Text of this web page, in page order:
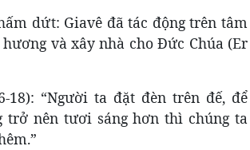
dứt: Giavê đã tác động trên tâm
và xây nhà cho Đức Chúa (Er
18): “Người ta đặt đèn trên đế, để
trở nên tươi sáng hơn thì chúng ta